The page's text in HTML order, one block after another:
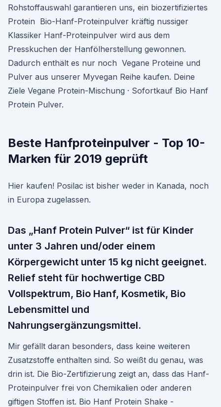
Rohstoffauswahl garantieren uns, ein biozertifiziertes
Protein Bio-Hanf-Proteinpulver kräftig nussiger
Klassiker Hanf-Proteinpulver wird aus dem
Presskuchen der Hanfölherstellung gewonnen.
Dadurch enthält es nur noch Vegane Proteine und
Pulver aus unserer Myvegan Reihe kaufen. Deine
Ziele Vegane Protein-Mischung · Sofortkauf Bio Hanf
Protein Pulver.
Beste Hanfproteinpulver - Top 10-
Marken für 2019 geprüft
Hier kaufen! Posilac ist bisher weder in Kanada, noch
in Europa zugelassen.
Das „Hanf Protein Pulver“ ist für Kinder
unter 3 Jahren und/oder einem
Körpergewicht unter 15 kg nicht geeignet.
Relief steht für hochwertige CBD
Vollspektrum, Bio Hanf, Kosmetik, Bio
Lebensmittel und
Nahrungsergänzungsmittel.
Mir gefällt daran besonders, dass keine weiteren
Zusatzstoffe enthalten sind. So weißt du genau, was
drin ist. Die Bio-Zertifizierung zeigt an, dass das Hanf-
Proteinpulver frei von Chemikalien oder anderen
giftigen Stoffen ist. Bio Hanf Protein Shake -